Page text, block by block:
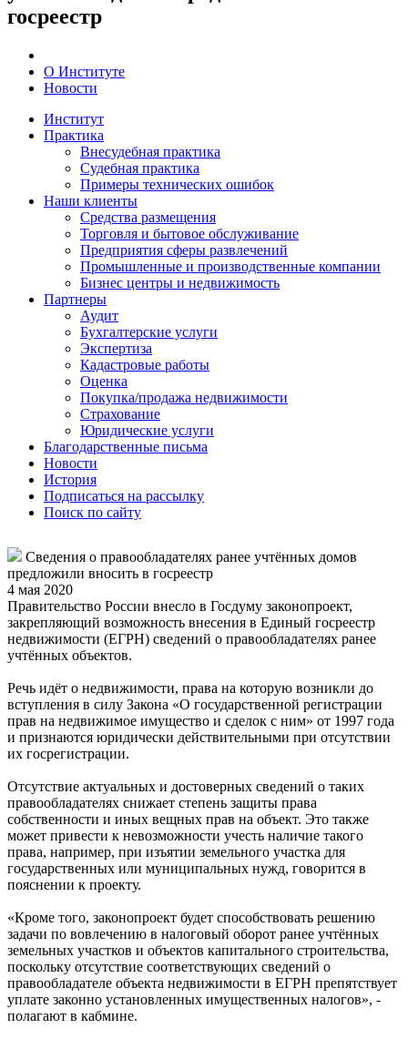
госреестр
О Институте
Новости
Институт
Практика
Внесудебная практика
Судебная практика
Примеры технических ошибок
Наши клиенты
Средства размещения
Торговля и бытовое обслуживание
Предприятия сферы развлечений
Промышленные и производственные компании
Бизнес центры и недвижимость
Партнеры
Аудит
Бухгалтерские услуги
Экспертиза
Кадастровые работы
Оценка
Покупка/продажа недвижимости
Страхование
Юридические услуги
Благодарственные письма
Новости
История
Подписаться на рассылку
Поиск по сайту
Сведения о правообладателях ранее учтённых домов
предложили вносить в госреестр
4 мая 2020
Правительство России внесло в Госдуму законопроект,
закрепляющий возможность внесения в Единый госреестр
недвижимости (ЕГРН) сведений о правообладателях ранее
учтённых объектов.
Речь идёт о недвижимости, права на которую возникли до
вступления в силу Закона «О государственной регистрации
прав на недвижимое имущество и сделок с ним» от 1997 года
и признаются юридически действительными при отсутствии
их госрегистрации.
Отсутствие актуальных и достоверных сведений о таких
правообладателях снижает степень защиты права
собственности и иных вещных прав на объект. Это также
может привести к невозможности учесть наличие такого
права, например, при изъятии земельного участка для
государственных или муниципальных нужд, говорится в
пояснении к проекту.
«Кроме того, законопроект будет способствовать решению
задачи по вовлечению в налоговый оборот ранее учтённых
земельных участков и объектов капитального строительства,
поскольку отсутствие соответствующих сведений о
правообладателе объекта недвижимости в ЕГРН препятствует
уплате законно установленных имущественных налогов», -
полагают в кабмине.